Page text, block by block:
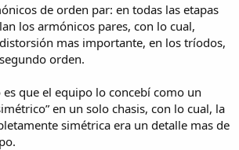
de orden par: en todas las etapas
los armónicos pares, con lo cual,
mas importante, en los tríodos,
orden.
que el equipo lo concebí como un
en un solo chasis, con lo cual, la
simétrica era un detalle mas de